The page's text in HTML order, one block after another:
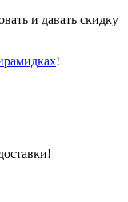
и давать скидку
!